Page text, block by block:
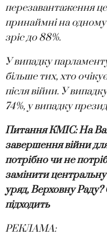
перезавантаження
принаймні на одному
зріс до 88%.
У випадку
більше тих, хто
після війни. У
74%, у випадку
Питання КМІС: На
завершення війни
потрібно чи не
замінити
уряд, Верховну
підходить
РЕКЛАМА: